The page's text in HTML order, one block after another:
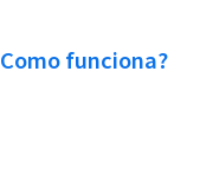
Como funciona?